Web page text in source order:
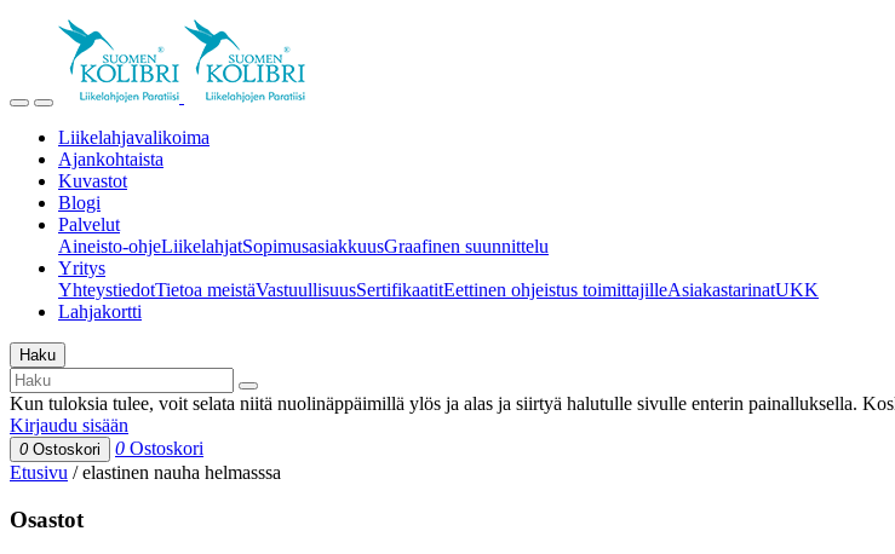
Liikelahjavalikoima
Ajankohtaista
Kuvastot
Blogi
Palvelut
Aineisto-ohjeLiikelahjatSopimusasiakkuusGraafinen suunnittelu
Yritys
YhteystiedotTietoa meistäVastuullisuusSertifikaatitEettinen ohjeistus toimittajilleAsiakastarinatUKK
Lahjakortti
Haku
Kun tuloksia tulee, voit selata niitä nuolinäppäimillä ylös ja alas ja siirtyä halutulle sivulle enterin painalluksella.
Kirjaudu sisään
0 Ostoskori 0 Ostoskori
Etusivu /elastinen nauha helmasssa
Osastot